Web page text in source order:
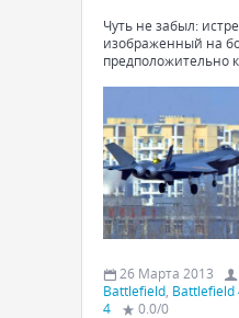
Чуть не забыл:
изображенный на
предположительно
26 Марта 2013
Battlefield Battlefield
4
0.0/0